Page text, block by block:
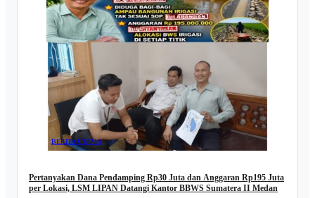
BERITA UTAMA
Pertanyakan Dana Pendamping Rp30 Juta dan Anggaran Rp195 Juta
per Lokasi, LSM LIPAN Datangi Kantor BBWS Sumatera II Medan